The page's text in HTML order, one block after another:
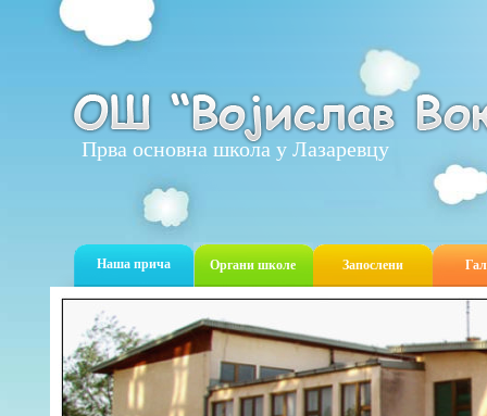
Прва основна школа у Лазаревцу
Наша прича Органи школе Запослени